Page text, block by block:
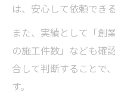
は、安心して依頼でき
また、実績として「創
の施工件数」なども確
合して判断することで
す。